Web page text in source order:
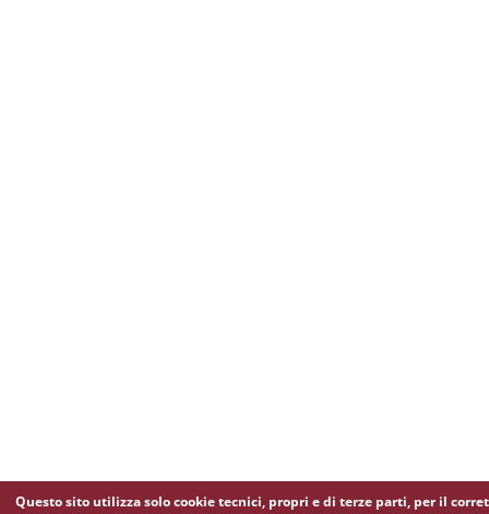
Questo sito utilizza solo cookie tecnici, propri e di terze parti, per il